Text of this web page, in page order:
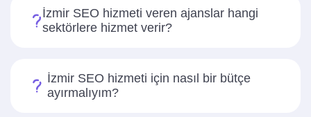
İzmir SEO hizmeti veren ajanslar hangi
sektörlere hizmet verir?
İzmir SEO hizmeti için nasıl bir bütçe
ayırmalıyım?